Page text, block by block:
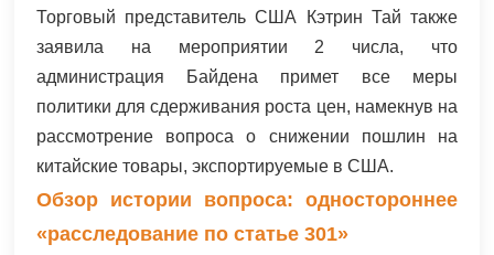
Торговый представитель США Кэтрин Тай также
заявила на мероприятии 2 числа, что
администрация Байдена примет все меры
политики для сдерживания роста цен, намекнув на
рассмотрение вопроса о снижении пошлин на
китайские товары, экспортируемые в США.
Обзор истории вопроса: одностороннее
«расследование по статье 301»